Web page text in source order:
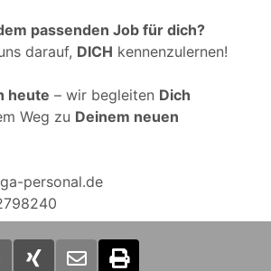
passenden Job für dich?
darauf, DICH kennenzulernen!
heute – wir begleiten Dich
Weg zu Deinem neuen
personal.de